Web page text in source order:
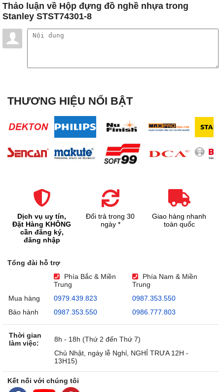
Thảo luận về Hộp đựng đồ nghề nhựa trong
Stanley STST74301-8
THƯƠNG HIỆU NỔI BẬT
Dịch vụ uy tín,
Đặt Hàng KHÔNG
cần đăng ký,
đăng nhập
Đổi trả trong 30
ngày *
Giao hàng nhanh
toàn quốc
Tổng đài hỗ trợ
Phía Bắc & Miền
Trung
Phía Nam & Miền
Trung
Mua hàng
0979.439.823
0987.353.550
Bảo hành
0987.353.550 0986.777.803
Thời gian
làm việc:
8h - 18h (Thứ 2 đến Thứ 7)
Chủ Nhật, ngày lễ Nghỉ, NGHỈ TRƯA 12H -
13H15)
Kết nối với chúng tôi